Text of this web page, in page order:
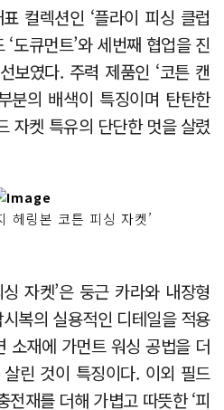
컬렉션인 ‘플라이 피싱 클럽
도큐먼트’와 세번째 협업을 진
보였다. 주력 제품인 ‘코튼 캔
분의 배색이 특징이며 탄탄한
자켓 특유의 단단한 멋을 살렸
헤링본 코튼 피싱 자켓’
자켓’은 둥근 카라와 내장형
복의 실용적인 디테일을 적용
소재에 가먼트 워싱 공법을 더
린 것이 특징이다. 이외 필드
재를 더해 가볍고 따뜻한 ‘피